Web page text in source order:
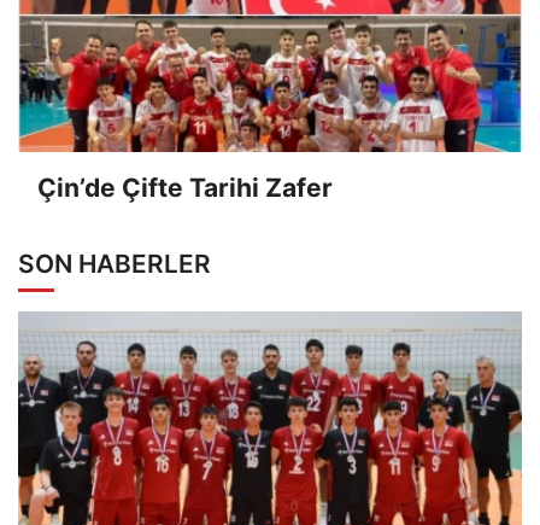
Çin’de Çifte Tarihi Zafer
SON HABERLER